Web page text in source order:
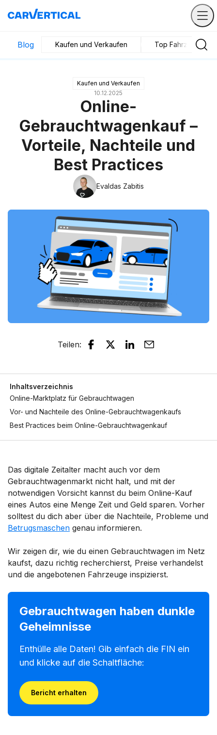
Blog Kaufen und Verkaufen Top Fahrzeuge
Kaufen und Verkaufen
10.12.2025
Online-
Gebrauchtwagenkauf –
Vorteile, Nachteile und
Best Practices
Evaldas Zabitis
Teilen:
Inhaltsverzeichnis
Online-Marktplatz für Gebrauchtwagen
Vor- und Nachteile des Online-Gebrauchtwagenkaufs
Best Practices beim Online-Gebrauchtwagenkauf
Das digitale Zeitalter macht auch vor dem
Gebrauchtwagenmarkt nicht halt, und mit der
notwendigen Vorsicht kannst du beim Online-Kauf
eines Autos eine Menge Zeit und Geld sparen. Vorher
solltest du dich aber über die Nachteile, Probleme und
Betrugsmaschen genau informieren.
Wir zeigen dir, wie du einen Gebrauchtwagen im Netz
kaufst, dazu richtig recherchierst, Preise verhandelst
und die angebotenen Fahrzeuge inspizierst.
Gebrauchtwagen haben dunkle
Geheimnisse
Enthülle alle Daten! Gib einfach die FIN ein
und klicke auf die Schaltfläche:
Bericht erhalten